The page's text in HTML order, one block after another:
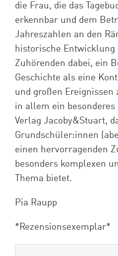
die Frau, die das
erkennbar und dem
Jahreszahlen an den
historische Entwicklung
Zuhörenden dabei, ein
Geschichte als eine
und großen
in allem ein
Verlag Jacoby&Stuart,
Grundschüler:innen
einen hervorragenden
besonders komplexen
Thema bietet.
Pia Raupp
*Rezensionsexemplar*